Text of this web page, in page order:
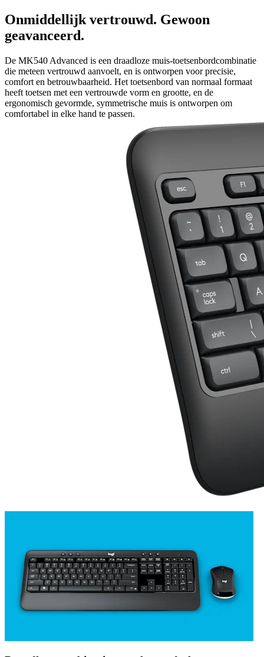
Onmiddellijk vertrouwd. Gewoon
geavanceerd.
De MK540 Advanced is een draadloze muis-toetsenbordcombinatie
die meteen vertrouwd aanvoelt, en is ontworpen voor precisie,
comfort en betrouwbaarheid. Het toetsenbord van normaal formaat
heeft toetsen met een vertrouwde vorm en grootte, en de
ergonomisch gevormde, symmetrische muis is ontworpen om
comfortabel in elke hand te passen.